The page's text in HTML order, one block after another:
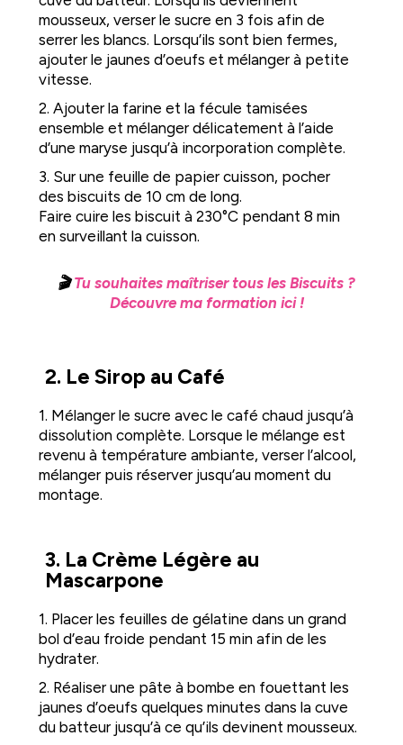
mousseux, verser le sucre en 3 fois afin de
serrer les blancs. Lorsqu’ils sont bien fermes,
ajouter le jaunes d’oeufs et mélanger à petite
vitesse.
2. Ajouter la farine et la fécule tamisées
ensemble et mélanger délicatement à l’aide
d’une maryse jusqu’à incorporation complète.
3. Sur une feuille de papier cuisson, pocher
des biscuits de 10 cm de long.
Faire cuire les biscuit à 230°C pendant 8 min
en surveillant la cuisson.
🎬Tu souhaites maîtriser tous les Biscuits ?
Découvre ma formation ici !
2. Le Sirop au Café
1. Mélanger le sucre avec le café chaud jusqu’à
dissolution complète. Lorsque le mélange est
revenu à température ambiante, verser l’alcool,
mélanger puis réserver jusqu’au moment du
montage.
3. La Crème Légère au
Mascarpone
1. Placer les feuilles de gélatine dans un grand
bol d’eau froide pendant 15 min afin de les
hydrater.
2. Réaliser une pâte à bombe en fouettant les
jaunes d’oeufs quelques minutes dans la cuve
du batteur jusqu’à ce qu’ils devinent mousseux.